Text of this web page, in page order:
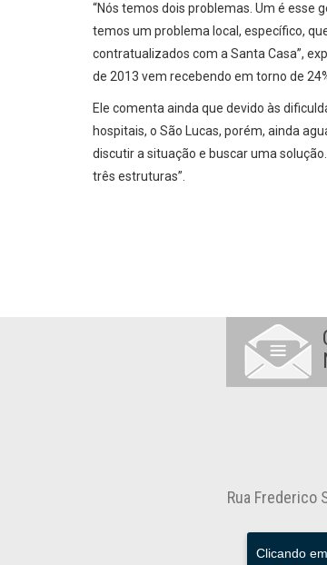
“Nós temos dois problemas. Um é esse
temos um problema local, específico,
contratualizados com a Santa Casa”,
de 2013 vem recebendo em torno de
Ele comenta ainda que devido às
hospitais, o São Lucas, porém, ainda
discutir a situação e buscar uma
três estruturas”.
Clicando
Rua Frederico